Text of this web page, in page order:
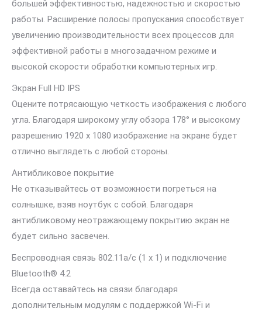
большей эффективностью, надежностью и скоростью
работы. Расширение полосы пропускания способствует
увеличению производительности всех процессов для
эффективной работы в многозадачном режиме и
высокой скорости обработки компьютерных игр.
Экран Full HD IPS
Оцените потрясающую четкость изображения с любого
угла. Благодаря широкому углу обзора 178° и высокому
разрешению 1920 x 1080 изображение на экране будет
отлично выглядеть с любой стороны.
Антибликовое покрытие
Не отказывайтесь от возможности погреться на
солнышке, взяв ноутбук с собой. Благодаря
антибликовому неотражающему покрытию экран не
будет сильно засвечен.
Беспроводная связь 802.11a/c (1 x 1) и подключение
Bluetooth® 4.2
Всегда оставайтесь на связи благодаря
дополнительным модулям с поддержкой Wi-Fi и